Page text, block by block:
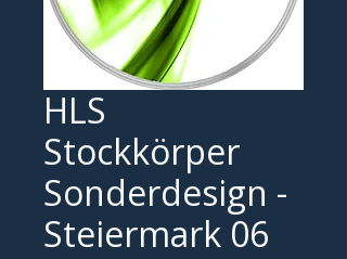
HLS
Stockkörper
Sonderdesign -
Steiermark 06